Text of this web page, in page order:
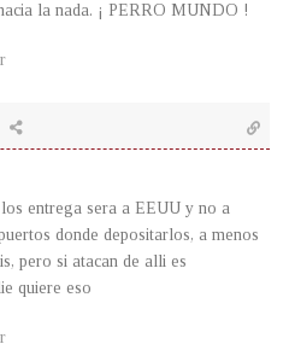
la nada. ¡ PERRO MUNDO !
entrega sera a EEUU y no a
donde depositarlos, a menos
pero si atacan de alli es
quiere eso